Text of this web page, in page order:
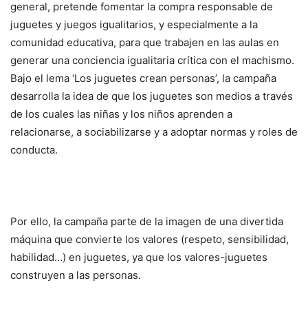
general, pretende fomentar la compra responsable de
juguetes y juegos igualitarios, y especialmente a la
comunidad educativa, para que trabajen en las aulas en
generar una conciencia igualitaria crítica con el machismo.
Bajo el lema ‘Los juguetes crean personas’, la campaña
desarrolla la idea de que los juguetes son medios a través
de los cuales las niñas y los niños aprenden a
relacionarse, a sociabilizarse y a adoptar normas y roles de
conducta.
Por ello, la campaña parte de la imagen de una divertida
máquina que convierte los valores (respeto, sensibilidad,
habilidad…) en juguetes, ya que los valores-juguetes
construyen a las personas.